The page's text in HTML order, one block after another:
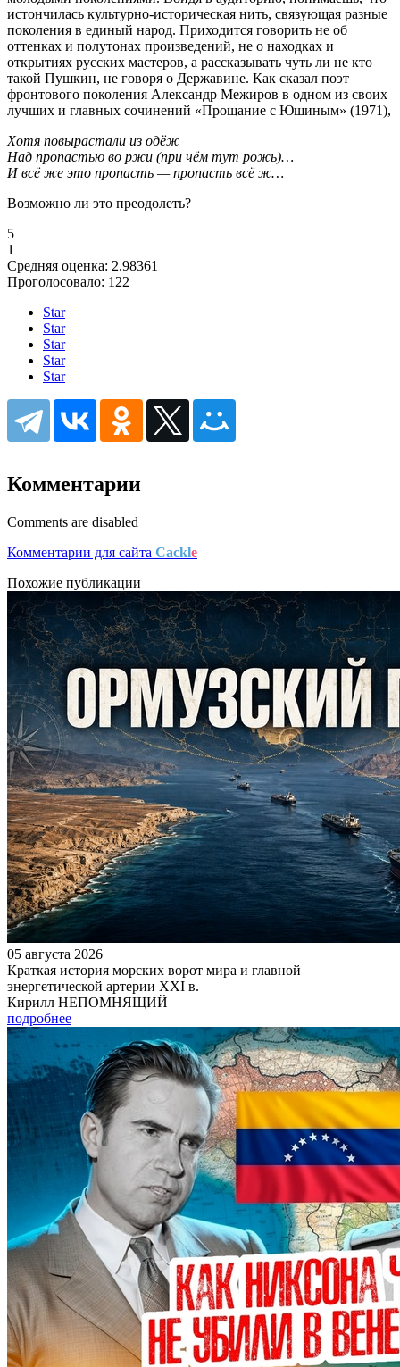
истончилась культурно-историческая нить, связующая разные
поколения в единый народ. Приходится говорить не об
оттенках и полутонах произведений, не о находках и
открытиях русских мастеров, а рассказывать чуть ли не кто
такой Пушкин, не говоря о Державине. Как сказал поэт
фронтового поколения Александр Межиров в одном из своих
лучших и главных сочинений «Прощание с Юшиным» (1971),
Хотя повырастали из одёж
Над пропастью во ржи (при чём тут рожь)…
И всё же это пропасть — пропасть всё ж…
Возможно ли это преодолеть?
5
1
Средняя оценка: 2.98361
Проголосовало: 122
Star
Star
Star
Star
Star
Комментарии
Comments are disabled
Комментарии для сайта Cackle
Похожие публикации
05 августа 2026
Краткая история морских ворот мира и главной
энергетической артерии XXI в.
Кирилл НЕПОМНЯЩИЙ
подробнее